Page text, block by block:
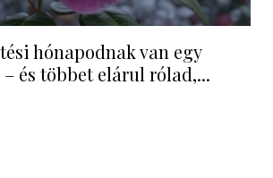
hónapodnak van egy
és többet elárul rólad,...